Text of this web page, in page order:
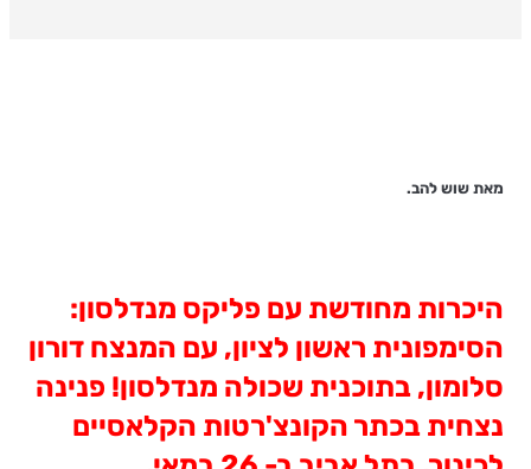
מאת שוש להב.
היכרות מחודשת עם פליקס מנדלסון:
הסימפונית ראשון לציון, עם המנצח דורון
סלומון, בתוכנית שכולה מנדלסון! פנינה
נצחית בכתר הקונצ'רטות הקלאסיים